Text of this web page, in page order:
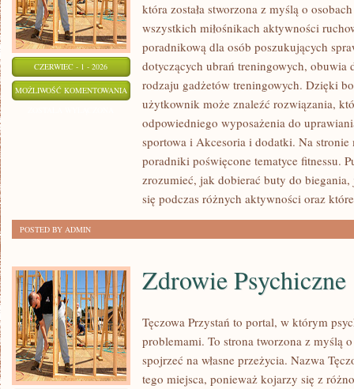
CZERWIEC - 1 - 2026
MOŻLIWOŚĆ KOMENTOWANIA AKCESORIA
DODATKI
która została stworzona z myślą o
wszystkich miłośnikach aktywności
poradnikową dla osób poszukujących
dotyczących ubrań treningowych, obuwia
rodzaju gadżetów treningowych. Dzięki
użytkownik może znaleźć rozwiązania,
odpowiedniego wyposażenia do
sportowa i Akcesoria i dodatki. Na stronie
poradniki poświęcone tematyce fitnessu.
zrozumieć, jak dobierać buty do
się podczas różnych aktywności oraz
POSTED BY ADMIN
Zdrowie Psychiczne
Tęczowa Przystań to portal, w którym
problemami. To strona tworzona z myślą
spojrzeć na własne przeżycia. Nazwa
tego miejsca, ponieważ kojarzy się z